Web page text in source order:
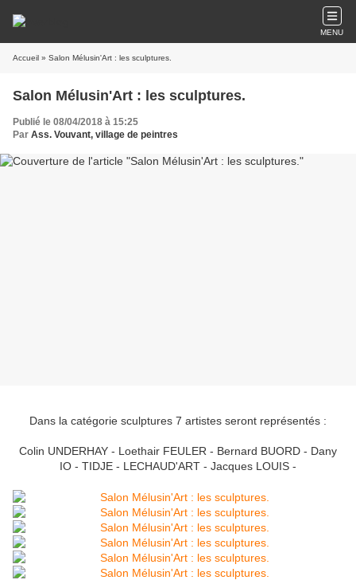
MENU
Accueil » Salon Mélusin'Art : les sculptures.
Salon Mélusin'Art : les sculptures.
Publié le 08/04/2018 à 15:25
Par Ass. Vouvant, village de peintres
Dans la catégorie sculptures 7 artistes seront représentés :
Colin UNDERHAY - Loethair FEULER - Bernard BUORD - Dany
IO - TIDJE - LECHAUD'ART - Jacques LOUIS -